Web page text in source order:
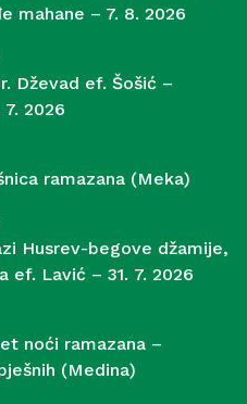
mahane – 7. 8. 2026
Dževad ef. Šošić –
2026
ramazana (Meka)
Husrev-begove džamije,
ef. Lavić – 31. 7. 2026
noći ramazana –
(Medina)